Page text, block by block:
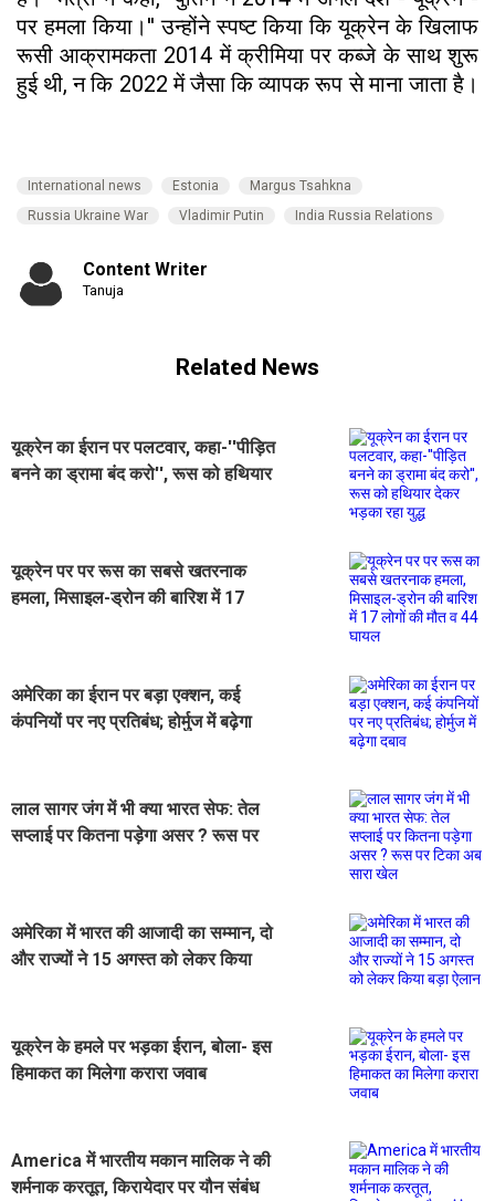
पर हमला किया।'' उन्होंने स्पष्ट किया कि यूक्रेन के खिलाफ
रूसी आक्रामकता 2014 में क्रीमिया पर कब्जे के साथ शुरू
हुई थी, न कि 2022 में जैसा कि व्यापक रूप से माना जाता है।
International news Estonia
Margus Tsahkna
Russia Ukraine War
Vladimir Putin India Russia Relations
Content Writer
Tanuja
Related News
यूक्रेन का ईरान पर पलटवार, कहा-''पीड़ित
बनने का ड्रामा बंद करो'', रूस को हथियार
यूक्रेन पर पर रूस का सबसे खतरनाक
हमला, मिसाइल-ड्रोन की बारिश में 17
अमेरिका का ईरान पर बड़ा एक्शन, कई
कंपनियों पर नए प्रतिबंध; होर्मुज में बढ़ेगा
लाल सागर जंग में भी क्या भारत सेफ: तेल
सप्लाई पर कितना पड़ेगा असर ? रूस पर
अमेरिका में भारत की आजादी का सम्मान, दो
और राज्यों ने 15 अगस्त को लेकर किया
यूक्रेन के हमले पर भड़का ईरान, बोला- इस
हिमाकत का मिलेगा करारा जवाब
America में भारतीय मकान मालिक ने की
शर्मनाक करतूत, किरायेदार पर यौन संबंध